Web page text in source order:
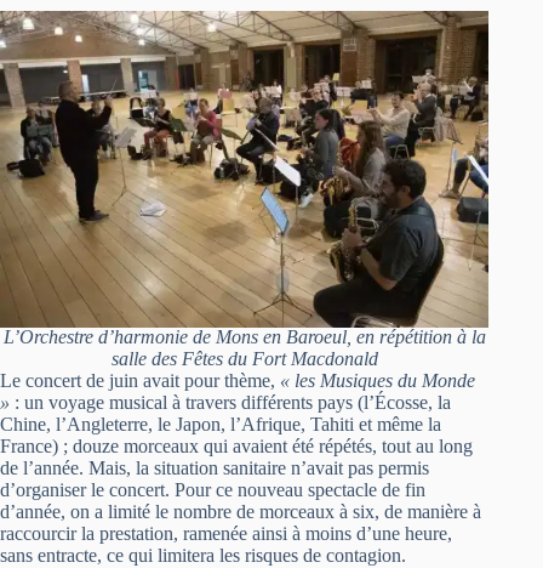
L’Orchestre d’harmonie de Mons en Baroeul, en répétition à la
salle des Fêtes du Fort Macdonald
Le concert de juin avait pour thème, « les Musiques du Monde
» : un voyage musical à travers différents pays (l’Écosse, la
Chine, l’Angleterre, le Japon, l’Afrique, Tahiti et même la
France) ; douze morceaux qui avaient été répétés, tout au long
de l’année. Mais, la situation sanitaire n’avait pas permis
d’organiser le concert. Pour ce nouveau spectacle de fin
d’année, on a limité le nombre de morceaux à six, de manière à
raccourcir la prestation, ramenée ainsi à moins d’une heure,
sans entracte, ce qui limitera les risques de contagion.